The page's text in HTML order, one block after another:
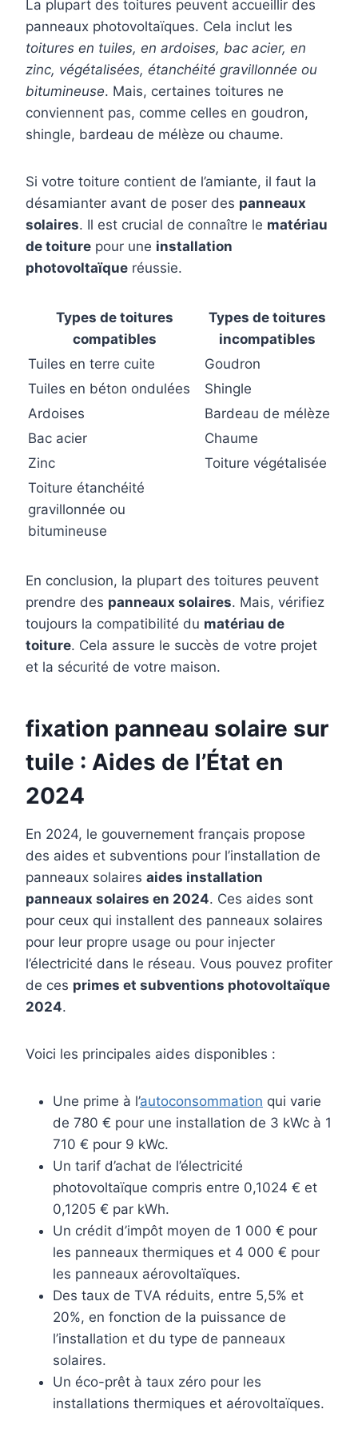
La plupart des toitures peuvent accueillir des
panneaux photovoltaïques. Cela inclut les
toitures en tuiles, en ardoises, bac acier, en
zinc, végétalisées, étanchéité gravillonnée ou
bitumineuse. Mais, certaines toitures ne
conviennent pas, comme celles en goudron,
shingle, bardeau de mélèze ou chaume.
Si votre toiture contient de l’amiante, il faut la
désamianter avant de poser des panneaux
solaires. Il est crucial de connaître le matériau
de toiture pour une installation
photovoltaïque réussie.
Types de toitures
compatibles
Types de toitures
incompatibles
Tuiles en terre cuite
Goudron
Tuiles en béton ondulées
Shingle
Ardoises
Bardeau de mélèze
Bac acier
Chaume
Zinc
Toiture végétalisée
Toiture étanchéité
gravillonnée ou
bitumineuse
En conclusion, la plupart des toitures peuvent
prendre des panneaux solaires. Mais, vérifiez
toujours la compatibilité du matériau de
toiture. Cela assure le succès de votre projet
et la sécurité de votre maison.
fixation panneau solaire sur
tuile : Aides de l’État en
2024
En 2024, le gouvernement français propose
des aides et subventions pour l’installation de
panneaux solaires aides installation
panneaux solaires en 2024. Ces aides sont
pour ceux qui installent des panneaux solaires
pour leur propre usage ou pour injecter
l’électricité dans le réseau. Vous pouvez profiter
de ces primes et subventions photovoltaïque
2024.
Voici les principales aides disponibles :
Une prime à l’autoconsommation qui varie
de 780 € pour une installation de 3 kWc à 1
710 € pour 9 kWc.
Un tarif d’achat de l’électricité
photovoltaïque compris entre 0,1024 € et
0,1205 € par kWh.
Un crédit d’impôt moyen de 1 000 € pour
les panneaux thermiques et 4 000 € pour
les panneaux aérovoltaïques.
Des taux de TVA réduits, entre 5,5% et
20%, en fonction de la puissance de
l’installation et du type de panneaux
solaires.
Un éco-prêt à taux zéro pour les
installations thermiques et aérovoltaïques.